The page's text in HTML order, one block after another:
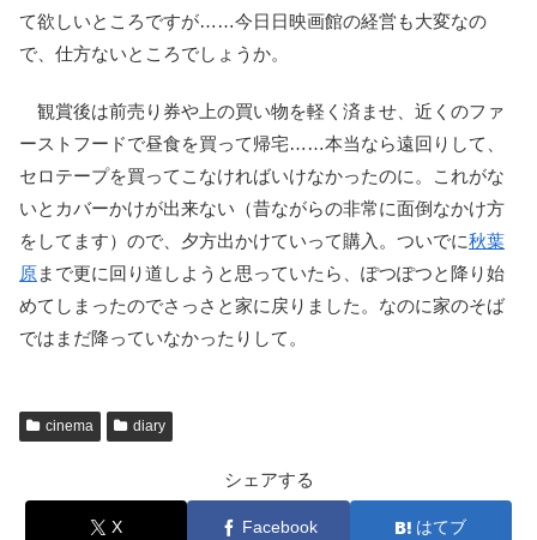
て欲しいところですが……今日日映画館の経営も大変なの
で、仕方ないところでしょうか。
観賞後は前売り券や上の買い物を軽く済ませ、近くのファ
ーストフードで昼食を買って帰宅……本当なら遠回りして、
セロテープを買ってこなければいけなかったのに。これがな
いとカバーかけが出来ない（昔ながらの非常に面倒なかけ方
をしてます）ので、夕方出かけていって購入。ついでに秋葉
原まで更に回り道しようと思っていたら、ぽつぽつと降り始
めてしまったのでさっさと家に戻りました。なのに家のそば
ではまだ降っていなかったりして。
cinema diary
シェアする
X Facebook はてブ